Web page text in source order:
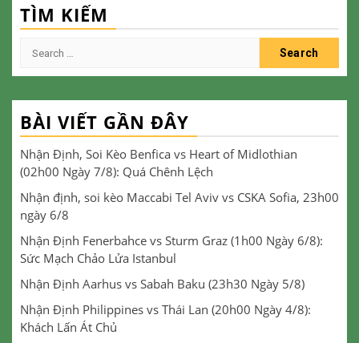
TÌM KIẾM
Search
BÀI VIẾT GẦN ĐÂY
Nhận Định, Soi Kèo Benfica vs Heart of Midlothian
(02h00 Ngày 7/8): Quá Chênh Lệch
Nhận định, soi kèo Maccabi Tel Aviv vs CSKA Sofia, 23h00
ngày 6/8
Nhận Định Fenerbahce vs Sturm Graz (1h00 Ngày 6/8):
Sức Mạch Chảo Lửa Istanbul
Nhận Định Aarhus vs Sabah Baku (23h30 Ngày 5/8)
Nhận Định Philippines vs Thái Lan (20h00 Ngày 4/8):
Khách Lấn Át Chủ